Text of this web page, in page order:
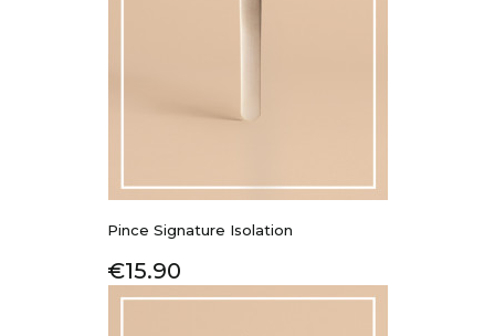
Pince Signature Isolation
Price
€15.90